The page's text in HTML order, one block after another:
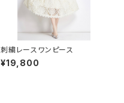
刺繍レースワンピース
¥19,800